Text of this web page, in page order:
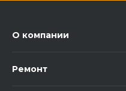
О компании
Ремонт